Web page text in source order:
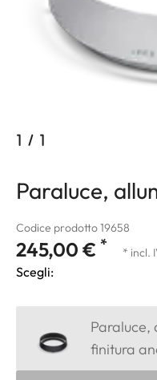
1 / 1
Paraluce,
Codice prodotto 19658
245,00 € * * incl.
Scegli:
Paraluce,
finitura